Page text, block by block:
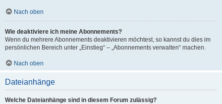
Nach oben
Wie deaktiviere ich meine Abonnements?
Wenn du mehrere Abonnements deaktivieren möchtest, so kannst du dies im
persönlichen Bereich unter „Einstieg“ – „Abonnements verwalten“ machen.
Nach oben
Dateianhänge
Welche Dateianhänge sind in diesem Forum zulässig?